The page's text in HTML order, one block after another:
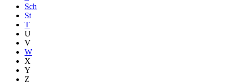
Sch
St
T
U
V
W
X
Y
Z